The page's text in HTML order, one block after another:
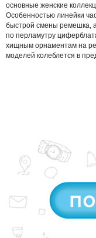
основные женские
Особенностью линейки
быстрой смены ремешка,
по перламутру
хищным орнаментам на
моделей колеблется в